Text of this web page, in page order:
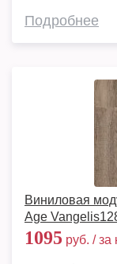
Подробнее
Виниловая
Age
1095 руб. / за